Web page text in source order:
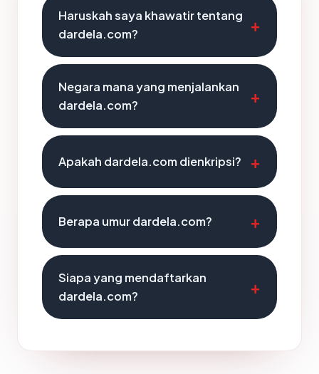
Haruskah saya khawatir tentang
dardela.com?
Negara mana yang menjalankan
dardela.com?
Apakah dardela.com dienkripsi?
Berapa umur dardela.com?
Siapa yang mendaftarkan
dardela.com?